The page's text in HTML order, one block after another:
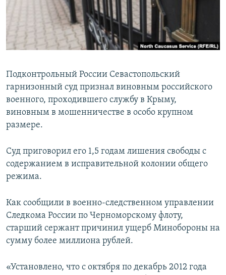
ПОБЕДИТЕЛЕЙ НЕ СУДЯТ?
КРЫМ.НЕПОКОРЕННЫЙ
ELIFBE
ПРИСОЕДИНЯЙТЕСЬ!
Все сайты RFE/RL
Подконтрольный России Севастопольский
гарнизонный суд признал виновным российского
военного, проходившего службу в Крыму,
виновным в мошенничестве в особо крупном
размере.
Суд приговорил его 1,5 годам лишения свободы с
содержанием в исправительной колонии общего
режима.
Как сообщили в военно-следственном управлении
Следкома России по Черноморскому флоту,
старший сержант причинил ущерб Минобороны на
сумму более миллиона рублей.
«Установлено, что с октября по декабрь 2012 года